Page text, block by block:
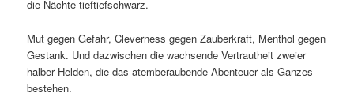
die Nächte tieftiefschwarz.
Mut gegen Gefahr, Cleverness gegen Zauberkraft, Menthol gegen
Gestank. Und dazwischen die wachsende Vertrautheit zweier
halber Helden, die das atemberaubende Abenteuer als Ganzes
bestehen.